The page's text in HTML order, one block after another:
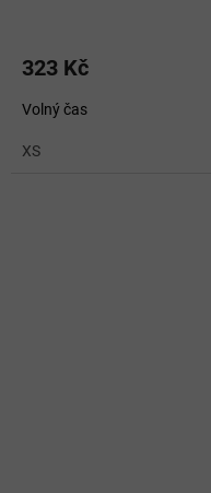
323 Kč
Volný čas
XS